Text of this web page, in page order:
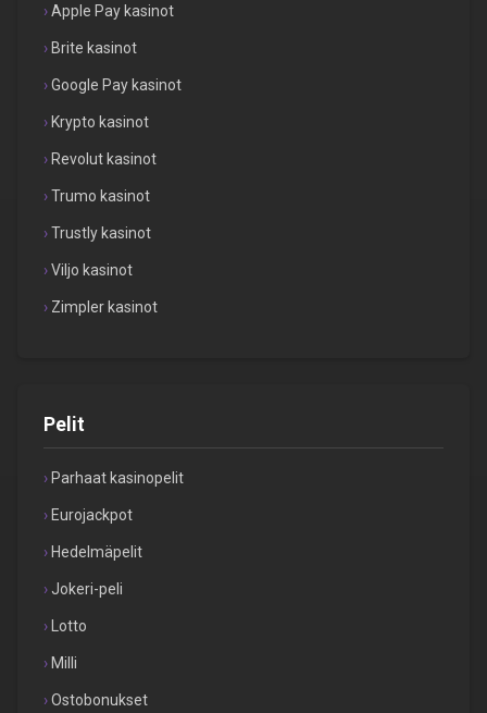
Apple Pay kasinot
Brite kasinot
Google Pay kasinot
Krypto kasinot
Revolut kasinot
Trumo kasinot
Trustly kasinot
Viljo kasinot
Zimpler kasinot
Pelit
Parhaat kasinopelit
Eurojackpot
Hedelmäpelit
Jokeri-peli
Lotto
Milli
Ostobonukset